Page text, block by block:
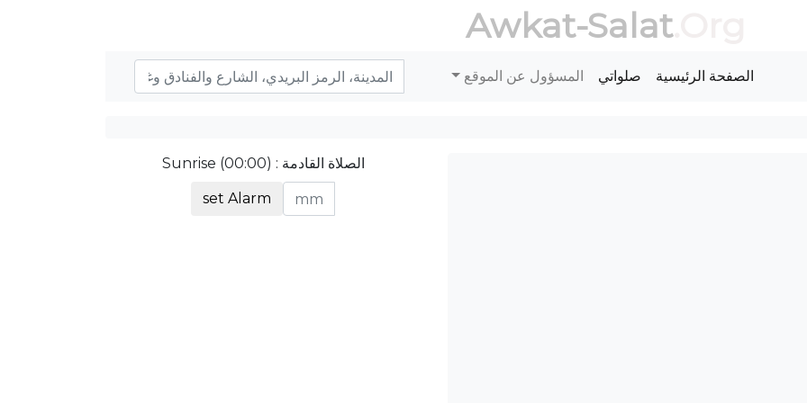
Awkat-Salat.Org
الصفحة الرئيسية صلواتي المسؤول عن الموقع
الصلاة القادمة : Sunrise (00:00)
set Alarm